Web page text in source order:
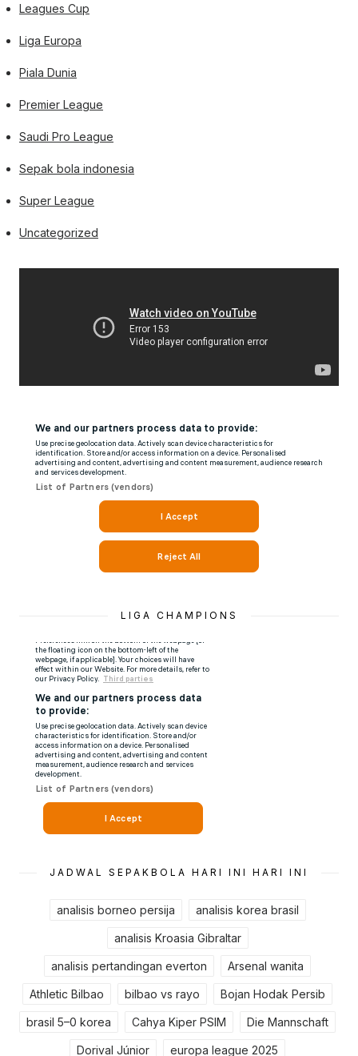
Leagues Cup
Liga Europa
Piala Dunia
Premier League
Saudi Pro League
Sepak bola indonesia
Super League
Uncategorized
LIGA CHAMPIONS
JADWAL SEPAKBOLA HARI INI HARI INI
analisis borneo persija analisis korea brasil
analisis Kroasia Gibraltar
analisis pertandingan everton Arsenal wanita
Athletic Bilbao bilbao vs rayo Bojan Hodak Persib
brasil 5–0 korea Cahya Kiper PSIM Die Mannschaft
Dorival Júnior europa league 2025